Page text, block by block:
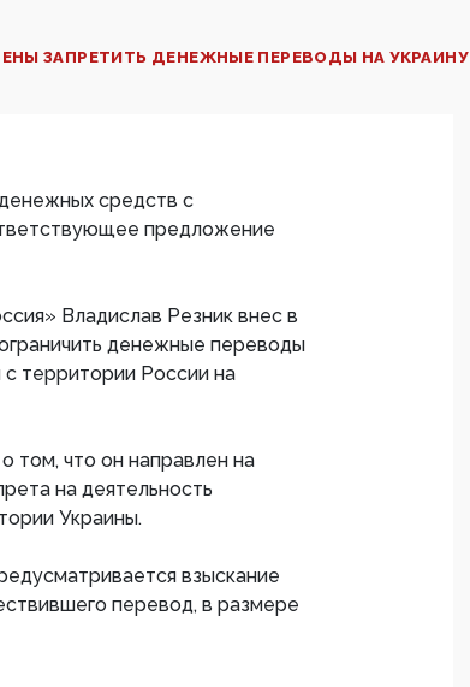
ЗАПРЕТИТЬ ДЕНЕЖНЫЕ ПЕРЕВОДЫ НА УКРАИНУ
средств с
предложение
Владислав Резник внес в
денежные переводы
территории России на
том, что он направлен на
на деятельность
Украины.
взыскание
перевод, в размере